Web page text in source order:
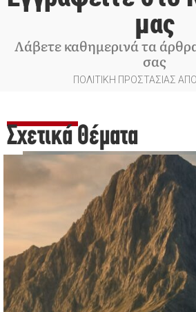
μας
Λάβετε καθημερινά τα
σας
ΠΟΛΙΤΙΚΗ ΠΡΟΣΤΑΣΙΑΣ
Σχετικά Θέματα